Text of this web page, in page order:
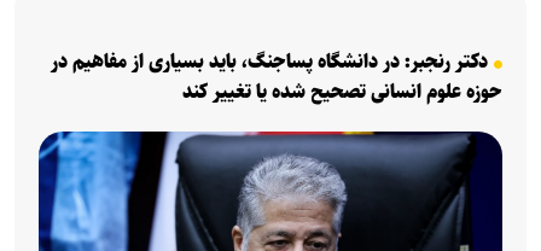
دکتر رنجبر: در دانشگاه پساجنگ، باید بسیاری از مفاهیم در
حوزه علوم انسانی تصحیح شده یا تغییر کند